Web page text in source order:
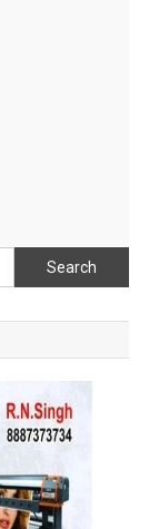
Search
for: